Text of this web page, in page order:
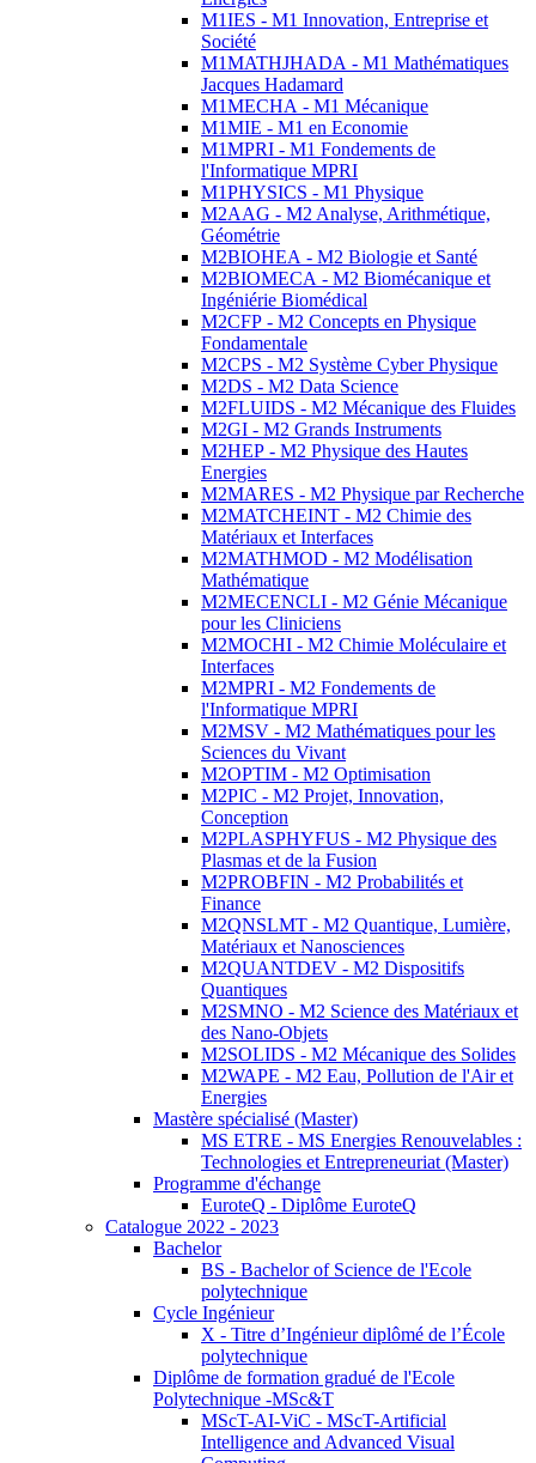
M1IES - M1 Innovation, Entreprise et
Société
M1MATHJHADA - M1 Mathématiques
Jacques Hadamard
M1MECHA - M1 Mécanique
M1MIE - M1 en Economie
M1MPRI - M1 Fondements de
l'Informatique MPRI
M1PHYSICS - M1 Physique
M2AAG - M2 Analyse, Arithmétique,
Géométrie
M2BIOHEA - M2 Biologie et Santé
M2BIOMECA - M2 Biomécanique et
Ingéniérie Biomédical
M2CFP - M2 Concepts en Physique
Fondamentale
M2CPS - M2 Système Cyber Physique
M2DS - M2 Data Science
M2FLUIDS - M2 Mécanique des Fluides
M2GI - M2 Grands Instruments
M2HEP - M2 Physique des Hautes
Energies
M2MARES - M2 Physique par Recherche
M2MATCHEINT - M2 Chimie des
Matériaux et Interfaces
M2MATHMOD - M2 Modélisation
Mathématique
M2MECENCLI - M2 Génie Mécanique
pour les Cliniciens
M2MOCHI - M2 Chimie Moléculaire et
Interfaces
M2MPRI - M2 Fondements de
l'Informatique MPRI
M2MSV - M2 Mathématiques pour les
Sciences du Vivant
M2OPTIM - M2 Optimisation
M2PIC - M2 Projet, Innovation,
Conception
M2PLASPHYFUS - M2 Physique des
Plasmas et de la Fusion
M2PROBFIN - M2 Probabilités et
Finance
M2QNSLMT - M2 Quantique, Lumière,
Matériaux et Nanosciences
M2QUANTDEV - M2 Dispositifs
Quantiques
M2SMNO - M2 Science des Matériaux et
des Nano-Objets
M2SOLIDS - M2 Mécanique des Solides
M2WAPE - M2 Eau, Pollution de l'Air et
Energies
Mastère spécialisé (Master)
MS ETRE - MS Energies Renouvelables :
Technologies et Entrepreneuriat (Master)
Programme d'échange
EuroteQ - Diplôme EuroteQ
Catalogue 2022 - 2023
Bachelor
BS - Bachelor of Science de l'Ecole
polytechnique
Cycle Ingénieur
X - Titre d’Ingénieur diplômé de l’École
polytechnique
Diplôme de formation gradué de l'Ecole
Polytechnique -MSc&T
MScT-AI-ViC - MScT-Artificial
Intelligence and Advanced Visual